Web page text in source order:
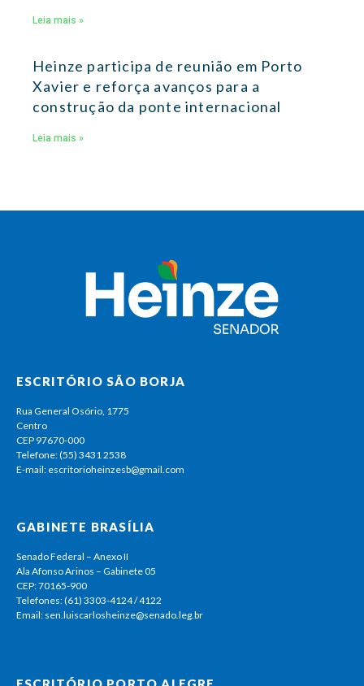
Leia mais »
Heinze participa de reunião em Porto
Xavier e reforça avanços para a
construção da ponte internacional
Leia mais »
ESCRITÓRIO SÃO BORJA
Rua General Osório, 1775
Centro
CEP 97670-000
Telefone: (55) 3431 2538
E-mail: escritorioheinzesb@gmail.com
GABINETE BRASÍLIA
Senado Federal – Anexo II
Ala Afonso Arinos – Gabinete 05
CEP: 70165-900
Telefones: (61) 3303-4124 / 4122
Email: sen.luiscarlosheinze@senado.leg.br